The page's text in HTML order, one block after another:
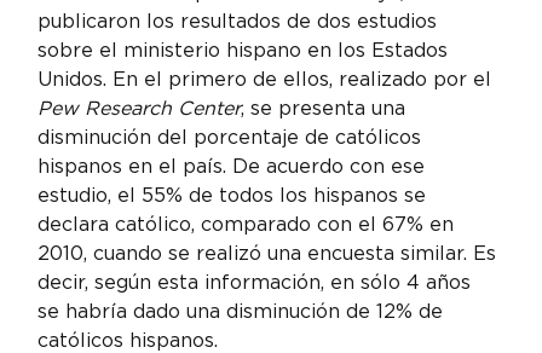
publicaron los resultados de dos estudios
sobre el ministerio hispano en los Estados
Unidos. En el primero de ellos, realizado por el
Pew Research Center, se presenta una
disminución del porcentaje de católicos
hispanos en el país. De acuerdo con ese
estudio, el 55% de todos los hispanos se
declara católico, comparado con el 67% en
2010, cuando se realizó una encuesta similar. Es
decir, según esta información, en sólo 4 años
se habría dado una disminución de 12% de
católicos hispanos.